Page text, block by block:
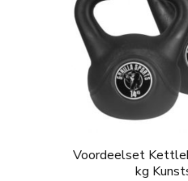
Voordeelset
kg